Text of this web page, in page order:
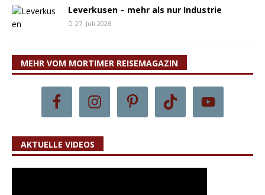
Leverkusen – mehr als nur Industrie
27. Juli 2026
MEHR VOM MORTIMER REISEMAGAZIN
AKTUELLE VIDEOS